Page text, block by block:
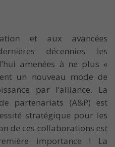
et aux avancées
décennies les
amenées à ne plus «
un nouveau mode de
par l’alliance. La
partenariats (A&P) est
stratégique pour les
de ces collaborations est
importance ! La